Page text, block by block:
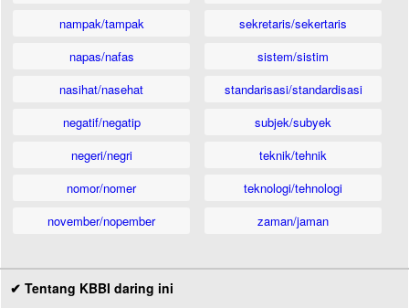
nampak/tampak
napas/nafas
nasihat/nasehat
negatif/negatip
negeri/negri
nomor/nomer
november/nopember
sekretaris/sekertaris
sistem/sistim
standarisasi/standardisasi
subjek/subyek
teknik/tehnik
teknologi/tehnologi
zaman/jaman
✔ Tentang KBBI daring ini